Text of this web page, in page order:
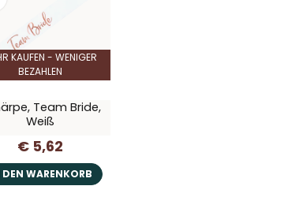
KAUFEN - WENIGER
BEZAHLEN
Team Bride,
Weiß
€ 5,62
DEN WARENKORB